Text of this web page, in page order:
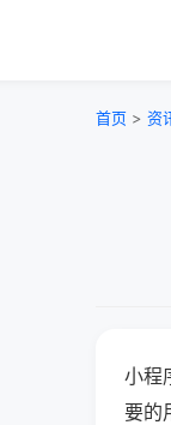
首页 > 资
小程
要的